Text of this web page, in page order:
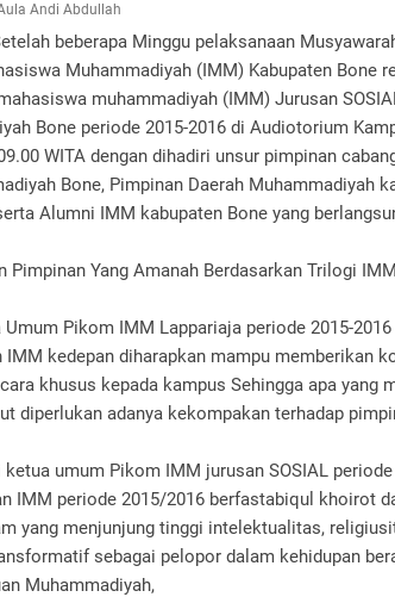
Andi Abdullah
beberapa Minggu pelaksanaan
Muhammadiyah (IMM) Kabupaten Bone
muhammadiyah (IMM) Jurusan
Bone periode 2015-2016 di Audiotorium
WITA dengan dihadiri unsur pimpinan
Bone, Pimpinan Daerah Muhammadiyah
Alumni IMM kabupaten Bone yang
Pimpinan Yang Amanah Berdasarkan Trilogi
Pikom IMM Lappariaja periode 2015-
kedepan diharapkan mampu memberikan
khusus kepada kampus Sehingga apa yang
diperlukan adanya kekompakan terhadap
umum Pikom IMM jurusan SOSIAL
IMM periode 2015/2016 berfastabiqul khoirot
yang menjunjung tinggi intelektualitas,
sebagai pelopor dalam kehidupan
Muhammadiyah,